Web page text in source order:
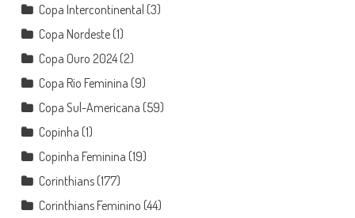
Copa Intercontinental (3)
Copa Nordeste(1)
Copa Ouro 2024(2)
Copa Rio Feminina (9)
Copa Sul-Americana (59)
Copinha (1)
Copinha Feminina (19)
Corinthians(177)
Corinthians Feminino (44)